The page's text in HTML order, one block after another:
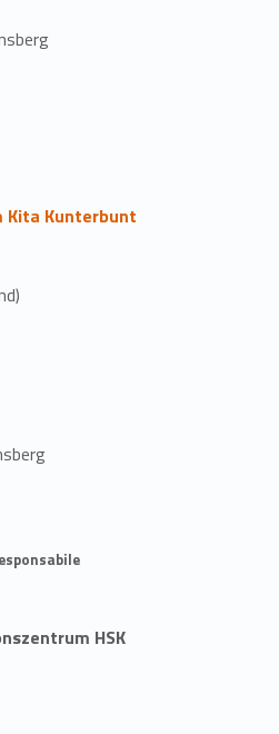
Kita Kunterbunt
HSK